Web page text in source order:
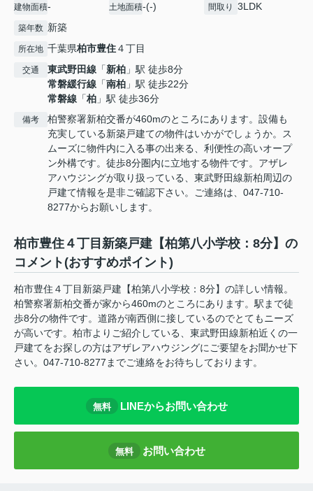
建物面積- 土地面積-(-) 間取り 3LDK
築年数 新築
所在地 千葉県柏市豊住４丁目
交通 東武野田線 「新柏 」駅 徒歩8分
常磐緩行線 「南柏 」駅 徒歩22分
常磐線 「柏 」駅 徒歩36分
備考
柏警察署新柏交番が460mのところにあります。設備も
充実している新築戸建ての物件はいかがでしょうか。ス
ムーズに物件内に入る事の出来る、利便性の高いオープ
ン外構です。徒歩8分圏内に立地する物件です。アザレ
アハウジングが取り扱っている、東武野田線新柏周辺の
戸建て情報を是非ご確認下さい。ご連絡は、047-710-
8277からお願いします。
柏市豊住４丁目新築戸建【柏第八小学校：8分】の
コメント(おすすめポイント)
柏市豊住４丁目新築戸建【柏第八小学校：8分】の詳しい情報。
柏警察署新柏交番が家から460mのところにあります。駅まで徒
歩8分の物件です。道路が南西側に接しているのでとてもニーズ
が高いです。柏市よりご紹介している、東武野田線新柏近くの一
戸建てをお探しの方はアザレアハウジングにご要望をお聞かせ下
さい。047-710-8277までご連絡をお待ちしております。
無料 LINEからお問い合わせ
無料 お問い合わせ